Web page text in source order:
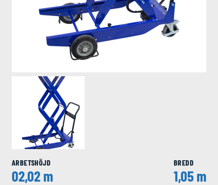
ARBETSHÖJD
02,02 m
BREDD
1,05 m